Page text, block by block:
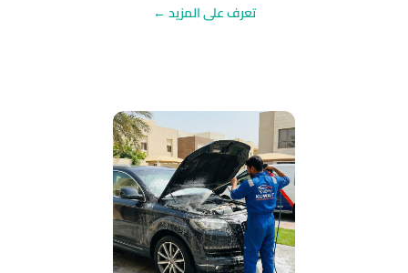
تعرف على المزيد ←